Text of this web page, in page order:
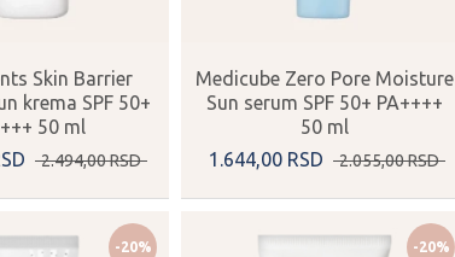
Skin Barrier
krema SPF 50+
50 ml
2.494,00RSD
Medicube Zero Pore Moisture
Sun serum SPF 50+ PA++++
50 ml
1.644,00 RSD 2.055,00RSD
-20% -20%